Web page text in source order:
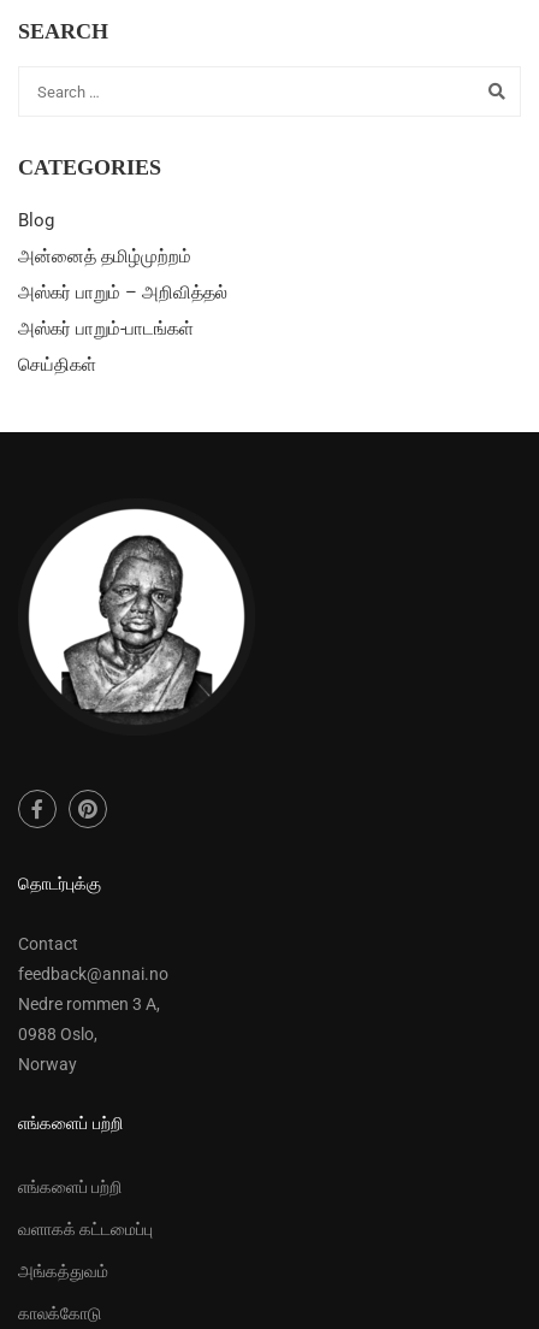
SEARCH
CATEGORIES
Blog
அன்னைத் தமிழ்முற்றம்
அஸ்கர் பாறும் – அறிவித்தல்
அஸ்கர் பாறும்-பாடங்கள்
செய்திகள்
தொடர்புக்கு
Contact
feedback@annai.no
Nedre rommen 3 A,
0988 Oslo,
Norway
எங்களைப் பற்றி
எங்களைப் பற்றி
வளாகக் கட்டமைப்பு
அங்கத்துவம்
காலக்கோடு